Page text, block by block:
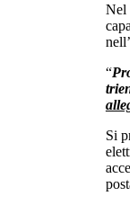
Nel
“
Si